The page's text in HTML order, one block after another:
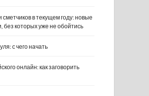
в текущем году: новые
без которых уже не обойтись
с чего начать
онлайн: как заговорить